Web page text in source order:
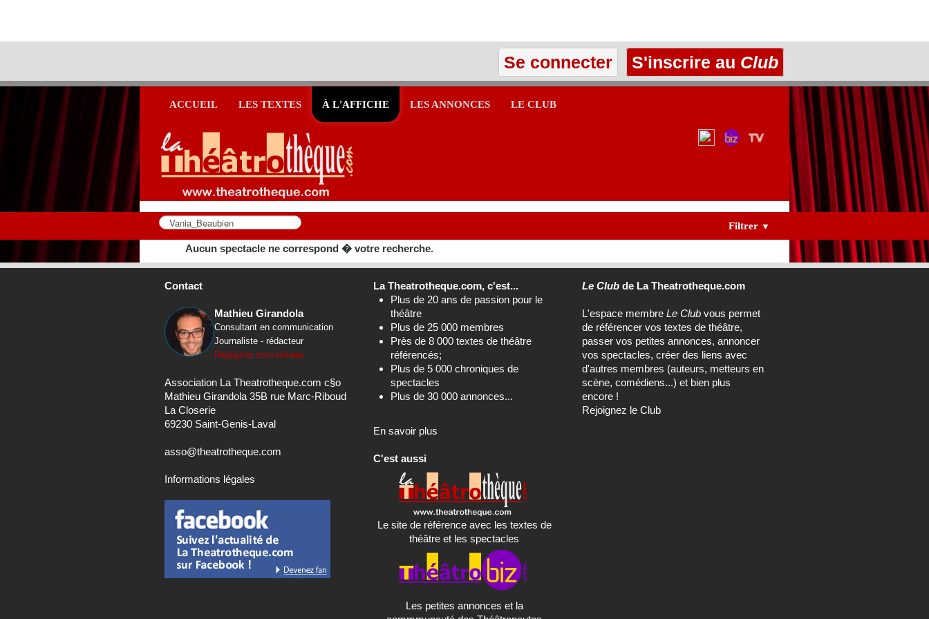
Se connecter S'inscrire au Club
ACCUEIL LES TEXTES À L'AFFICHE LES ANNONCES LE CLUB
Filtrer ▼
Aucun spectacle ne correspond � votre recherche.
Contact
Mathieu Girandola
Consultant en communication
Journaliste - rédacteur
Rejoignez mon réseau
Association La Theatrotheque.com c§o
Mathieu Girandola 35B rue Marc-Riboud
La Closerie
69230 Saint-Genis-Laval
asso@theatrotheque.com
Informations légales
La Theatrotheque.com, c'est...
Plus de 20 ans de passion pour le
théâtre
Plus de 25 000 membres
Près de 8 000 textes de théâtre
référencés;
Plus de 5 000 chroniques de
spectacles
Plus de 30 000 annonces...
En savoir plus
C'est aussi
Le site de référence avec les textes de
théâtre et les spectacles
Les petites annonces et la
Le Club de La Theatrotheque.com
L'espace membreLe Club vous permet
de référencer vos textes de théâtre,
passer vos petites annonces, annoncer
vos spectacles, créer des liens avec
d'autres membres (auteurs, metteurs en
scène, comédiens...) et bien plus
encore !
Rejoignez le Club